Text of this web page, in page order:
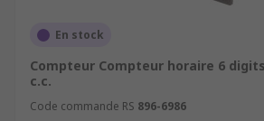
En stock
Compteur Compteur horaire 6 digits,
c.c.
Code commande RS 896-6986